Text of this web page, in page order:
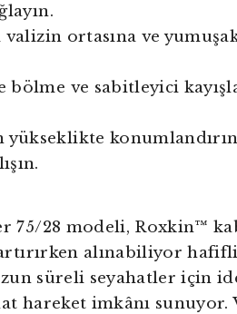
ortasına ve
bölme ve sabitleyici
yükseklikte
75/28 modeli, Roxkin™
alınabiliyor
süreli seyahatler için
hareket imkânı sunuyor.